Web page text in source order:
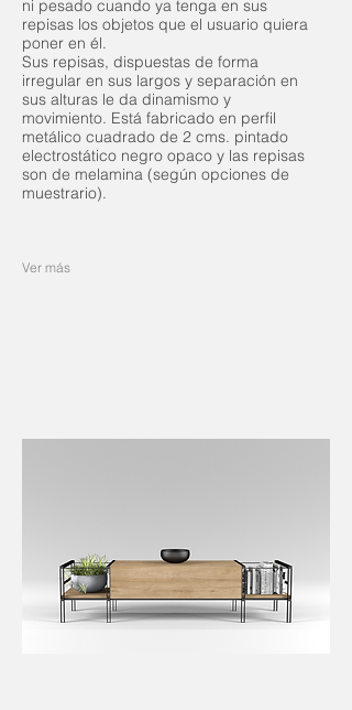
ni pesado cuando ya tenga en sus
repisas los objetos que el usuario quiera
poner en él.
Sus repisas, dispuestas de forma
irregular en sus largos y separación en
sus alturas le da dinamismo y
movimiento. Está fabricado en perfil
metálico cuadrado de 2 cms. pintado
electrostático negro opaco y las repisas
son de melamina (según opciones de
muestrario).
Ver más